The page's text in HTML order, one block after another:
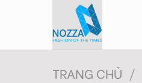
TRANG CHỦ /